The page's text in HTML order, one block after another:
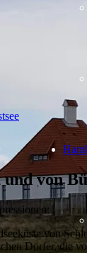
von
von
Dörfer, die